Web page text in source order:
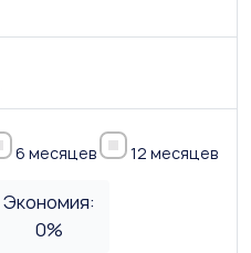
6 месяцев 12 месяцев
Экономия:
0%